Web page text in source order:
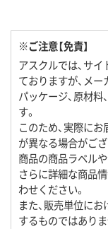
※ご注意【免責】
アスクルでは、サ
ておりますが、メー
パッケージ、原材料
す。
このため、実際に
が異なる場合がご
商品の商品ラベル
さらに詳細な商品
わせください。
また、販売単位にお
するものではあり